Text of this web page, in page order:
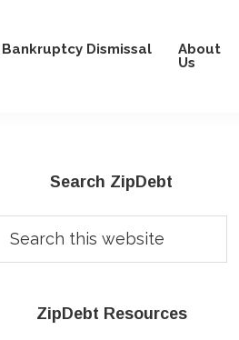
Dismissal
About
Us
PrimarySearch ZipDebt
this
ZipDebt Resources